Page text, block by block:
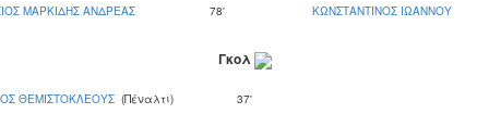
ΜΑΡΚΙΔΗΣ ΑΝΔΡΕΑΣ
78' ΚΩΝΣΤΑΝΤΙΝΟΣ ΙΩΑΝΝΟΥ
Γκολ
ΘΕΜΙΣΤΟΚΛΕΟΥΣ(Πέναλτι) 37'